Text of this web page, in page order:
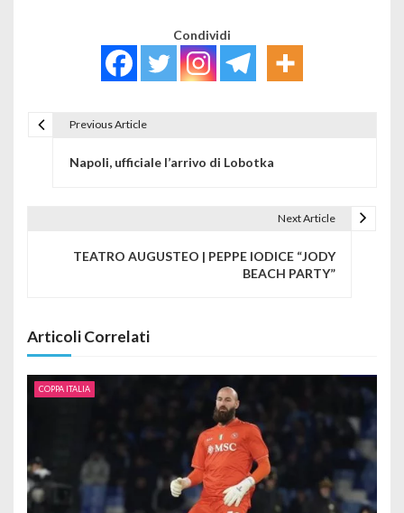
Condividi
Previous Article
Napoli, ufficiale l’arrivo di Lobotka
Next Article
TEATRO AUGUSTEO | PEPPE IODICE “JODY
BEACH PARTY”
Articoli Correlati
COPPA ITALIA